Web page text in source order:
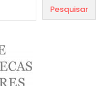
Pesquisar